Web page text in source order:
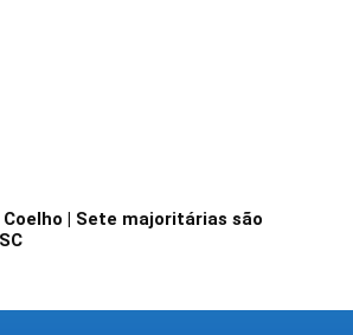
| Sete majoritárias são